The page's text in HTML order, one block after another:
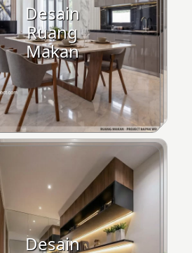
Desain
Ruang
Makan
Desain